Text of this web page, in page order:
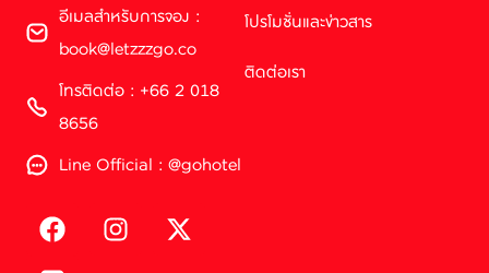
อีเมลสำหรับการจอง :
book@letzzzgo.co
โทรติดต่อ : +66 2 018
8656
Line Official : @gohotel
โปรโมชั่นและข่าวสาร
ติดต่อเรา